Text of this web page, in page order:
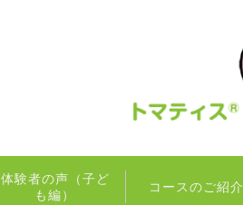
体験者の声（子ど
も編）
コースのご紹介